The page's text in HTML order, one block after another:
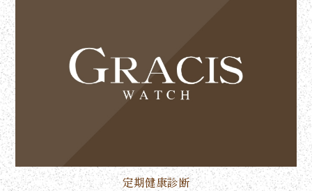
定期健康診断